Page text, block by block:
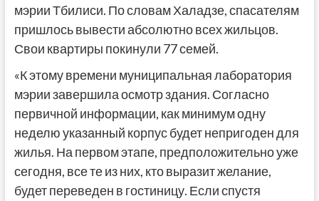
мэрии Тбилиси. По словам Халадзе, спасателям
пришлось вывести абсолютно всех жильцов.
Свои квартиры покинули 77 семей.
«К этому времени муниципальная лаборатория
мэрии завершила осмотр здания. Согласно
первичной информации, как минимум одну
неделю указанный корпус будет непригоден для
жилья. На первом этапе, предположительно уже
сегодня, все те из них, кто выразит желание,
будет переведен в гостиницу. Если спустя